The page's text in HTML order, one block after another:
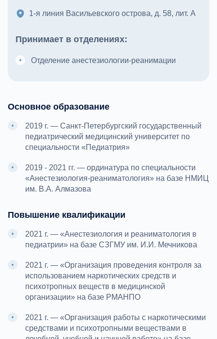
1-я линия Васильевского острова, д. 58, лит. А
Принимает в отделениях:
Отделение анестезиологии-реанимации
Основное образование
2019 г. — Санкт-Петербургский государственный
педиатрический медицинский университет по
специальности «Педиатрия»
2019 - 2021 гг. — ординатура по специальности
«Анестезиология-реаниматология» на базе НМИЦ
им. В.А. Алмазова
Повышение квалификации
2021 г. — «Анестезиология и реаниматология в
педиатрии» на базе СЗГМУ им. И.И. Мечникова
2021 г. — «Организация проведения контроля за
использованием наркотических средств и
психотропных веществ в медицинской
организации» на базе РМАНПО
2021 г. — «Организация работы с наркотическими
средствами и психотропными веществами в